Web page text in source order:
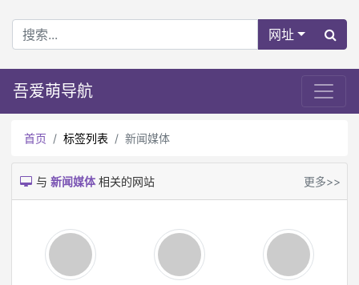
网址
吾爱萌导航
首页 标签列表 新闻媒体
与 新闻媒体 相关的网站 更多>>